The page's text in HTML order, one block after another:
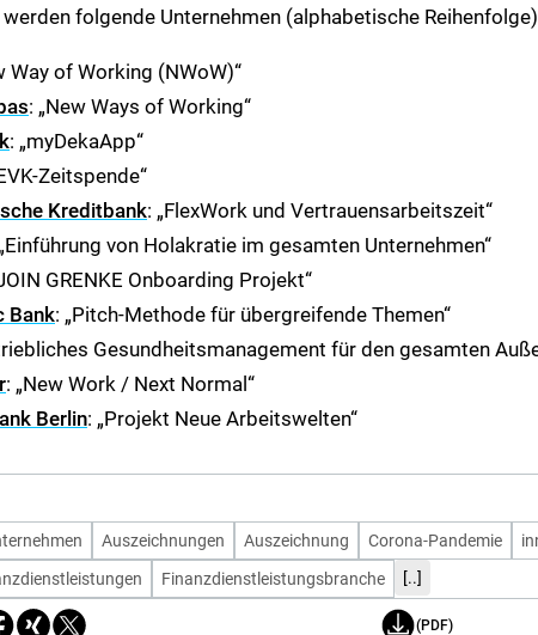
folgende Unternehmen (alphabetische
Way of Working (NWoW)“
: „New Ways of Working“
: „myDekaApp“
Zeitspende“
Kreditbank: „FlexWork und Vertrauensarbeitszeit“
von Holakratie im gesamten Unternehmen“
GRENKE Onboarding Projekt“
Bank: „Pitch-Methode für übergreifende Themen“
Gesundheitsmanagement für den gesamten
: „New Work / Next Normal“
Berlin: „Projekt Neue Arbeitswelten“
Auszeichnungen Auszeichnung Corona-Pandemie
Finanzdienstleistungsbranche [..]
(PDF)